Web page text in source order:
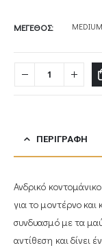
ΜΕΓΕΘΟΣ MEDIUM
ΠΕΡΙΓΡΑΦΉ
Ανδρικό
για το μοντέρνο
συνδυασμό με τα
αντίθεση και δίνει